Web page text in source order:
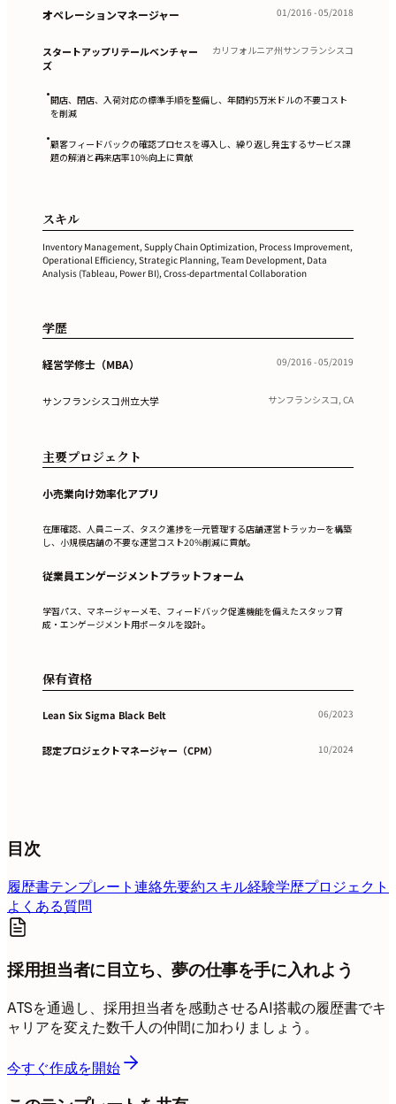
オペレーションマネージャー 01/2016 - 05/2018
スタートアップリテールベンチャー
ズ
カリフォルニア州サンフランシスコ
•開店、閉店、入荷対応の標準手順を整備し、年間約5万米ドルの不要コスト
を削減
•顧客フィードバックの確認プロセスを導入し、繰り返し発生するサービス課
題の解消と再来店率10%向上に貢献
スキル
Inventory Management, Supply Chain Optimization, Process Improvement,
Operational Efficiency, Strategic Planning, Team Development, Data
Analysis (Tableau, Power BI), Cross-departmental Collaboration
学歴
経営学修士（MBA） 09/2016 - 05/2019
サンフランシスコ州立大学 サンフランシスコ, CA
主要プロジェクト
小売業向け効率化アプリ
在庫確認、人員ニーズ、タスク進捗を一元管理する店舗運営トラッカーを構築
し、小規模店舗の不要な運営コスト20%削減に貢献。
従業員エンゲージメントプラットフォーム
学習パス、マネージャーメモ、フィードバック促進機能を備えたスタッフ育
成・エンゲージメント用ポータルを設計。
保有資格
Lean Six Sigma Black Belt 06/2023
認定プロジェクトマネージャー（CPM） 10/2024
目次
履歴書テンプレート連絡先要約スキル経験学歴プロジェクト
よくある質問
採用担当者に目立ち、夢の仕事を手に入れよう
ATSを通過し、採用担当者を感動させるAI搭載の履歴書でキ
ャリアを変えた数千人の仲間に加わりましょう。
今すぐ作成を開始